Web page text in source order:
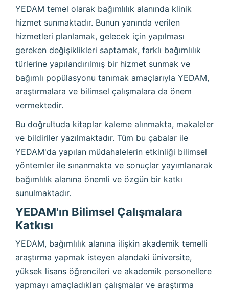
YEDAM temel olarak bağımlılık alanında klinik
hizmet sunmaktadır. Bunun yanında verilen
hizmetleri planlamak, gelecek için yapılması
gereken değişiklikleri saptamak, farklı bağımlılık
türlerine yapılandırılmış bir hizmet sunmak ve
bağımlı popülasyonu tanımak amaçlarıyla YEDAM,
araştırmalara ve bilimsel çalışmalara da önem
vermektedir.
Bu doğrultuda kitaplar kaleme alınmakta, makaleler
ve bildiriler yazılmaktadır. Tüm bu çabalar ile
YEDAM'da yapılan müdahalelerin etkinliği bilimsel
yöntemler ile sınanmakta ve sonuçlar yayımlanarak
bağımlılık alanına önemli ve özgün bir katkı
sunulmaktadır.
YEDAM'ın Bilimsel Çalışmalara
Katkısı
YEDAM, bağımlılık alanına ilişkin akademik temelli
araştırma yapmak isteyen alandaki üniversite,
yüksek lisans öğrencileri ve akademik personellere
yapmayı amaçladıkları çalışmalar ve araştırma